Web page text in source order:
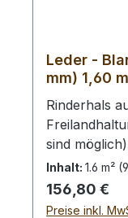
Leder -
mm) 1,60
Rinderhals
sind
von diesem
1,60 m²
130 cm x 77
Inhalt: 1.6 m²
Regulärer
156,80 €
Preise inkl.